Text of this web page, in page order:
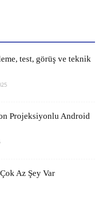
test, görüş ve teknik
Projeksiyonlu Android
Az Şey Var